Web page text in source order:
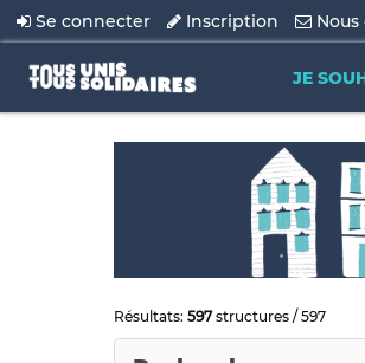
Se connecter Inscription
JE
Résultats: 597structures / 597